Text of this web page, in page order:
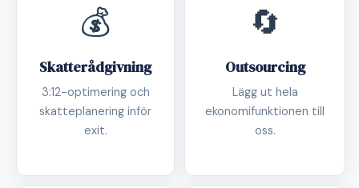
💰
Skatterådgivning
3:12-optimering och
skatteplanering inför
exit.
🔄
Outsourcing
Lägg ut hela
ekonomifunktionen till
oss.